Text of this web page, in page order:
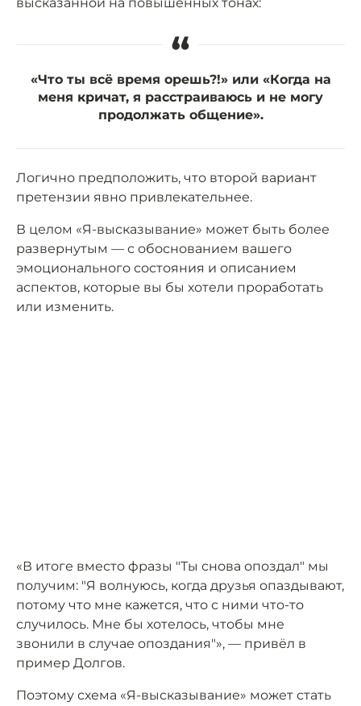
высказанной на повышенных тонах:
“
«Что ты всё время орешь?!» или «Когда на
меня кричат, я расстраиваюсь и не могу
продолжать общение».
Логично предположить, что второй вариант
претензии явно привлекательнее.
В целом «Я-высказывание» может быть более
развернутым — с обоснованием вашего
эмоционального состояния и описанием
аспектов, которые вы бы хотели проработать
или изменить.
«В итоге вместо фразы "Ты снова опоздал" мы
получим: "Я волнуюсь, когда друзья опаздывают,
потому что мне кажется, что с ними что-то
случилось. Мне бы хотелось, чтобы мне
звонили в случае опоздания"», — привёл в
пример Долгов.
Поэтому схема «Я-высказывание» может стать